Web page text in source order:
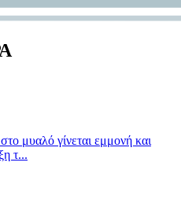
μυαλό γίνεται εμμονή και
τ...